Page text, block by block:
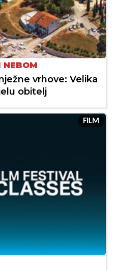
NEBOM
vrhove: Velika
obitelj
FILM